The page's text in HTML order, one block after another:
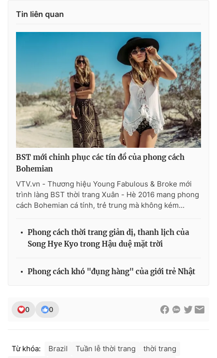
Tin liên quan
BST mới chinh phục các tín đồ của phong cách
Bohemian
VTV.vn - Thương hiệu Young Fabulous & Broke mới
trình làng BST thời trang Xuân - Hè 2016 mang phong
cách Bohemian cá tính, trẻ trung mà không kém...
Phong cách thời trang giản dị, thanh lịch của
Song Hye Kyo trong Hậu duệ mặt trời
Phong cách khó "đụng hàng" của giới trẻ Nhật
0 0
Từ khóa: Brazil Tuần lễ thời trang
thời trang